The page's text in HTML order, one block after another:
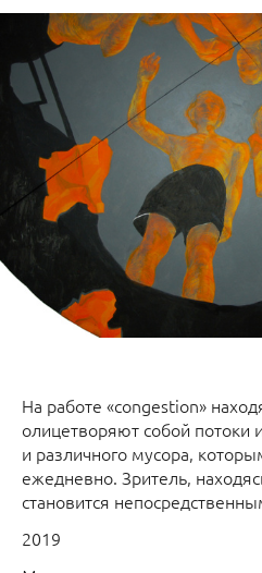
На работе «congestion»
олицетворяют собой потоки
и различного мусора,
ежедневно. Зритель,
становится
2019